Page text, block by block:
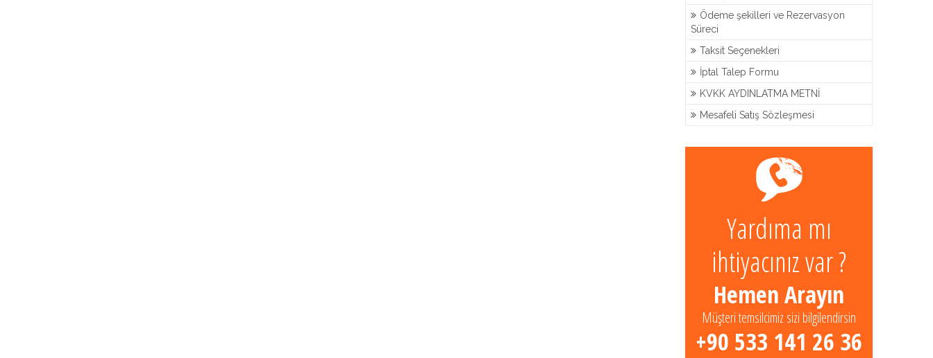
Ödeme şekilleri ve Rezervasyon
Süreci
Taksit Seçenekleri
İptal Talep Formu
KVKK AYDINLATMA METNİ
Mesafeli Satış Sözleşmesi
Yardıma mı
ihtiyacınız var ?
Hemen Arayın
Müşteri temsilcimiz sizi bilgilendirsin
+90 533 141 26 36